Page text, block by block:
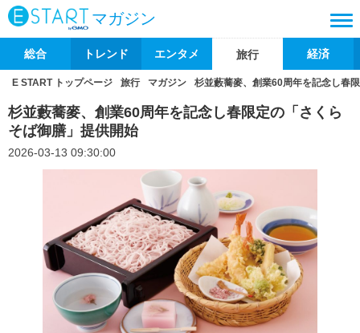
マガジン
総合 トレンド エンタメ 旅行 経済
E START トップページ 旅行 マガジン 杉並藪蕎麥、創業60周年を記念し春
杉並藪蕎麥、創業60周年を記念し春限定の「さくら
そば御膳」提供開始
2026-03-13 09:30:00